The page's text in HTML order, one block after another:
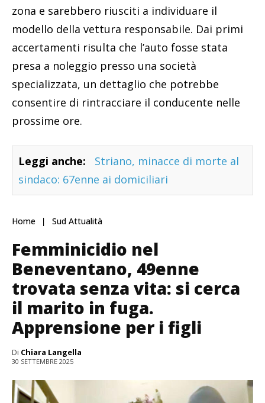
zona e sarebbero riusciti a individuare il
modello della vettura responsabile. Dai primi
accertamenti risulta che l’auto fosse stata
presa a noleggio presso una società
specializzata, un dettaglio che potrebbe
consentire di rintracciare il conducente nelle
prossime ore.
Leggi anche:
Striano, minacce di morte al
sindaco: 67enne ai domiciliari
Home Sud Attualità
Femminicidio nel
Beneventano, 49enne
trovata senza vita: si cerca
il marito in fuga.
Apprensione per i figli
Di Chiara Langella
30 SETTEMBRE 2025